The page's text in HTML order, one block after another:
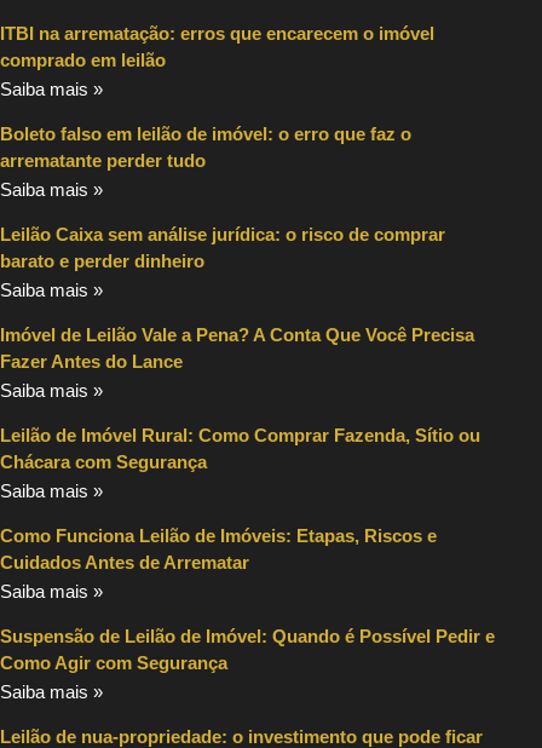
ITBI na arrematação: erros que encarecem o imóvel
comprado em leilão
Saiba mais »
Boleto falso em leilão de imóvel: o erro que faz o
arrematante perder tudo
Saiba mais »
Leilão Caixa sem análise jurídica: o risco de comprar
barato e perder dinheiro
Saiba mais »
Imóvel de Leilão Vale a Pena? A Conta Que Você Precisa
Fazer Antes do Lance
Saiba mais »
Leilão de Imóvel Rural: Como Comprar Fazenda, Sítio ou
Chácara com Segurança
Saiba mais »
Como Funciona Leilão de Imóveis: Etapas, Riscos e
Cuidados Antes de Arrematar
Saiba mais »
Suspensão de Leilão de Imóvel: Quando é Possível Pedir e
Como Agir com Segurança
Saiba mais »
Leilão de nua-propriedade: o investimento que pode ficar